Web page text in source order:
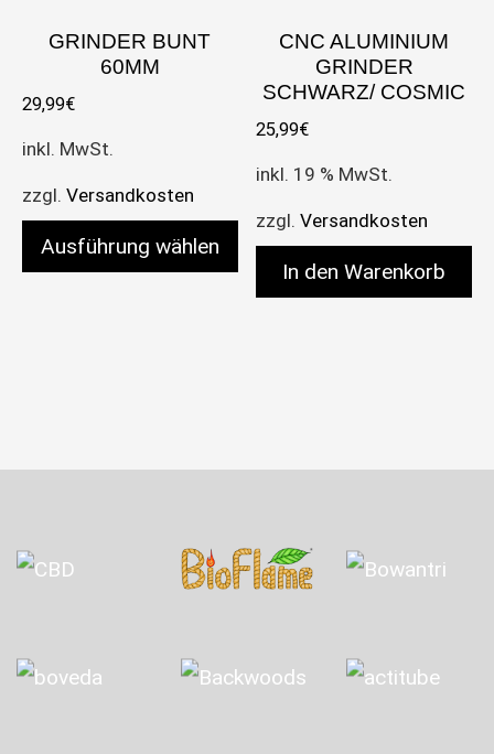
GRINDER BUNT
60MM
29,99€
inkl. MwSt.
zzgl. Versandkosten
Ausführung wählen
CNC ALUMINIUM
GRINDER
SCHWARZ/ COSMIC
25,99€
inkl. 19 % MwSt.
zzgl.Versandkosten
In den Warenkorb